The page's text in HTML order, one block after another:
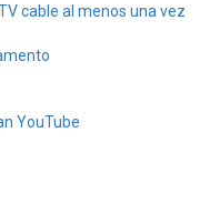
cable al menos una vez
YouTube